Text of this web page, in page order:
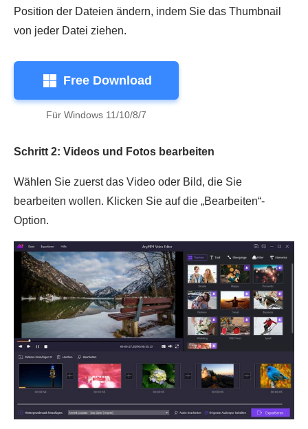
Position der Dateien ändern, indem Sie das Thumbnail
von jeder Datei ziehen.
Free Download
Für Windows 11/10/8/7
Schritt 2: Videos und Fotos bearbeiten
Wählen Sie zuerst das Video oder Bild, die Sie
bearbeiten wollen. Klicken Sie auf die „Bearbeiten“-
Option.